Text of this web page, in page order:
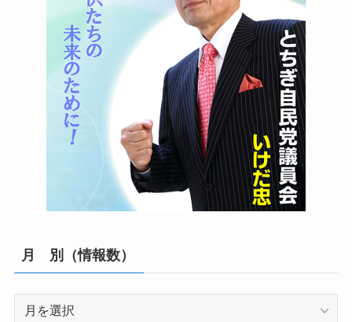
月 別（情報数）
月